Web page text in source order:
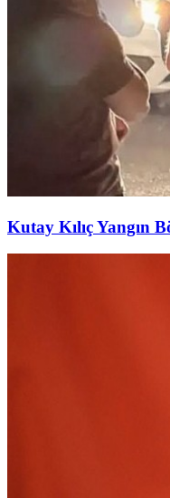
Kutay Kılıç Yangın